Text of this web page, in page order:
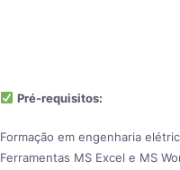
Pré-requisitos:
Formação em engenharia
Ferramentas MS Excel e MS